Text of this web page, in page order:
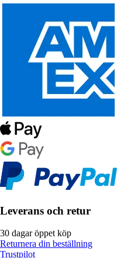
Leverans och retur
30 dagar öppet köp
Returnera din beställning
Trustpilot